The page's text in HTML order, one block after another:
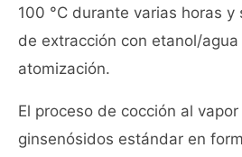
100 °C durante varias horas
de extracción con etanol/
atomización.
El proceso de cocción al
ginsenósidos estándar en